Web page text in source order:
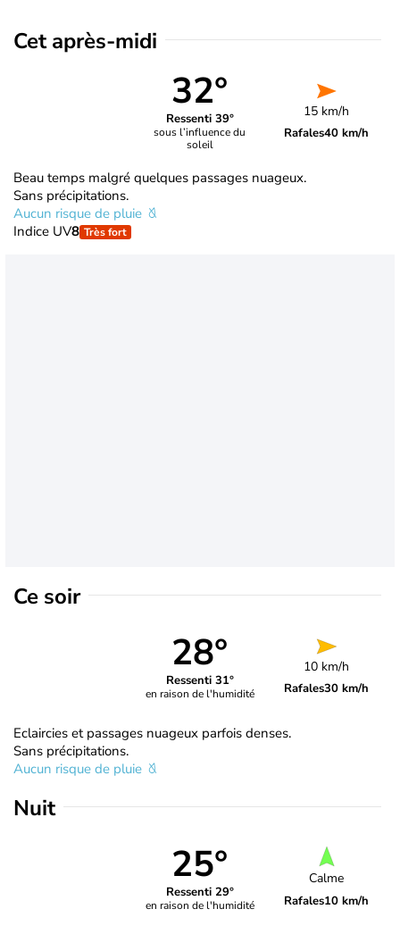
Cet après-midi
32°
Ressenti 39°
sous l’influence du
soleil
15 km/h
Rafales40 km/h
Beau temps malgré quelques passages nuageux.
Sans précipitations.
Aucun risque de pluie
Indice UV8 Très fort
Ce soir
28°
Ressenti 31°
en raison de l'humidité
10 km/h
Rafales30 km/h
Eclaircies et passages nuageux parfois denses.
Sans précipitations.
Aucun risque de pluie
Nuit
25°
Ressenti 29°
en raison de l'humidité
Calme
Rafales10 km/h